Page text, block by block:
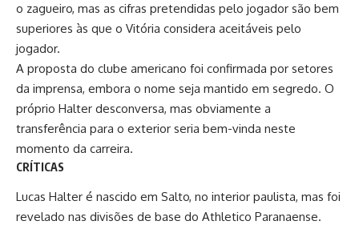
o zagueiro, mas as cifras pretendidas pelo jogador são bem
superiores às que o Vitória considera aceitáveis pelo
jogador.
A proposta do clube americano foi confirmada por setores
da imprensa, embora o nome seja mantido em segredo. O
próprio Halter desconversa, mas obviamente a
transferência para o exterior seria bem-vinda neste
momento da carreira.
CRÍTICAS
Lucas Halter é nascido em Salto, no interior paulista, mas foi
revelado nas divisões de base do Athletico Paranaense.